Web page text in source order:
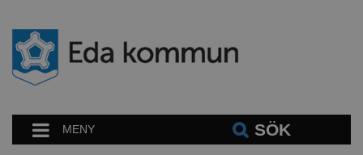
MENY SÖK